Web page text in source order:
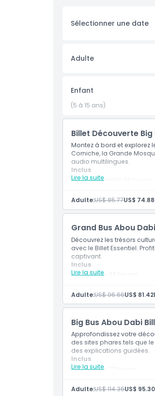
tour is a must do activity for
Heures d'ouverture
À savoir
Comment échanger
Sélectionner une date
Adulte
Enfant
(5 à 15 ans)
Billet Découverte Big
Montez à bord et explorez
Corniche, la Grande
audio multilingues.
Lire la suite
Inclus
Billet valable 24 heures
Billet de bus
Visite de la Grande
Adulte:US$ 85.77US$ 74.88
Grand Bus Abou
Découvrez les trésors
avec le Billet Essentiel.
captivant.
Lire la suite
Inclus
Billet de 48 heures
Billet de bus
Visite de la mosquée
Entrée au musée du
Adulte:US$ 96.66US$ 81.42
Big Bus Abou Dabi
Approfondissez votre
des sites phares tels que
des explications guidées.
Lire la suite
Inclus
Billet de 72 heures
Billet de bus
Visite de la Mosquée
Adulte:US$ 114.36US$ 95.30